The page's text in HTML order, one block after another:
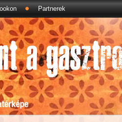
Partnerek